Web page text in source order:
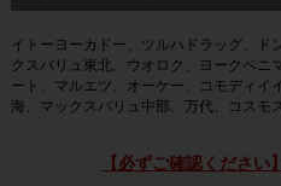
イトーヨーカドー、ツルハドラッグ、ド
クスバリュ東北、ウオロク、ヨークベニ
ート、マルエツ、オーケー、コモディイ
海、マックスバリュ中部、万代、コスモ
【必ずご確認ください